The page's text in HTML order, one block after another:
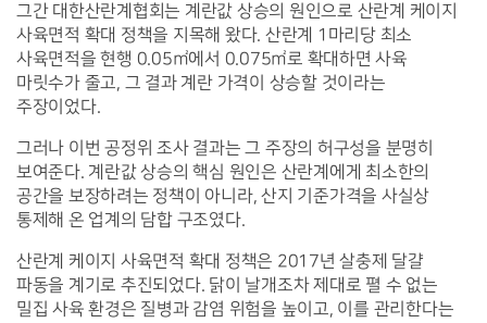
그간 대한산란계협회는 계란값 상승의 원인으로 산란계 케이지
사육면적 확대 정책을 지목해 왔다. 산란계 1마리당 최소
사육면적을 현행 0.05㎡에서 0.075㎡로 확대하면 사육
마릿수가 줄고, 그 결과 계란 가격이 상승할 것이라는
주장이었다.
그러나 이번 공정위 조사 결과는 그 주장의 허구성을 분명히
보여준다. 계란값 상승의 핵심 원인은 산란계에게 최소한의
공간을 보장하려는 정책이 아니라, 산지 기준가격을 사실상
통제해 온 업계의 담합 구조였다.
산란계 케이지 사육면적 확대 정책은 2017년 살충제 달걀
파동을 계기로 추진되었다. 닭이 날개조차 제대로 펼 수 없는
밀집 사육 환경은 질병과 감염 위험을 높이고, 이를 관리한다는